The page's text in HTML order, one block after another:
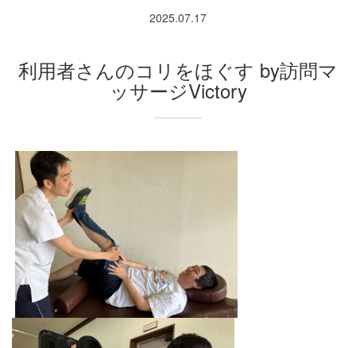
2025.07.17
利用者さんのコリをほぐす by訪問マ
ッサージVictory